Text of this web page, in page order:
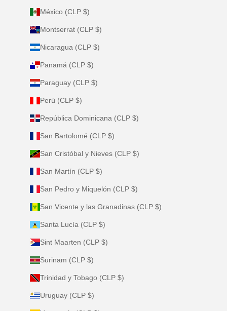
México (CLP $)
Montserrat (CLP $)
Nicaragua (CLP $)
Panamá (CLP $)
Paraguay (CLP $)
Perú (CLP $)
República Dominicana (CLP $)
San Bartolomé (CLP $)
San Cristóbal y Nieves (CLP $)
San Martín (CLP $)
San Pedro y Miquelón (CLP $)
San Vicente y las Granadinas (CLP $)
Santa Lucía (CLP $)
Sint Maarten (CLP $)
Surinam (CLP $)
Trinidad y Tobago (CLP $)
Uruguay (CLP $)